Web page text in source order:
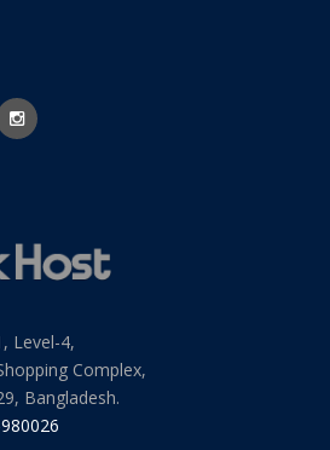
Level-4,
Complex,
Bangladesh.